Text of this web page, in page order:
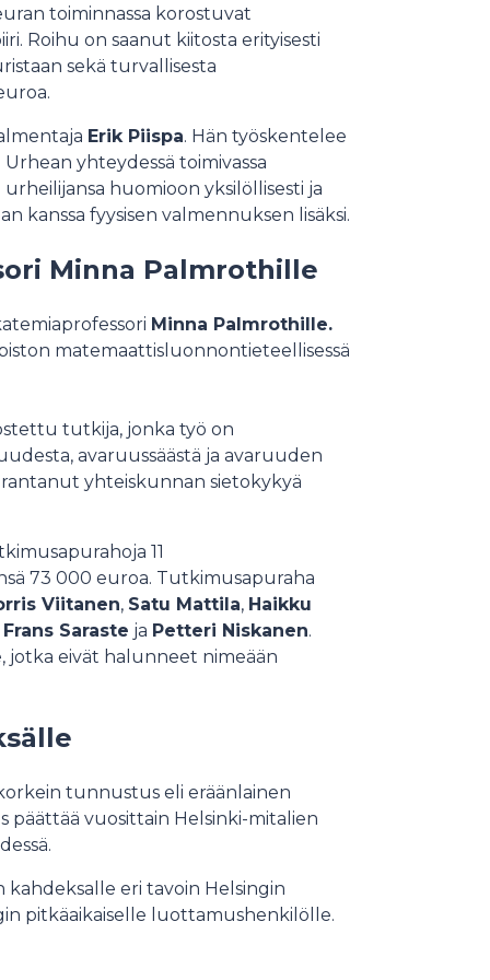
toiminnassa korostuvat
Roihu on saanut kiitosta erityisesti
sekä turvallisesta
Erik Piispa. Hän työskentelee
yhteydessä toimivassa
huomioon yksilöllisesti ja
kanssa fyysisen valmennuksen lisäksi.
Minna Palmrothille
Minna Palmrothille.
matemaattisluonnontieteellisessä
tutkija, jonka työ on
avaruussäästä ja avaruuden
yhteiskunnan sietokykyä
11
73 000 euroa. Tutkimusapuraha
Viitanen, Satu Mattila, Haikku
Frans Saraste ja Petteri Niskanen.
jotka eivät halunneet nimeään
tunnustus eli eräänlainen
vuosittain Helsinki-mitalien
eri tavoin Helsingin
pitkäaikaiselle luottamushenkilölle.